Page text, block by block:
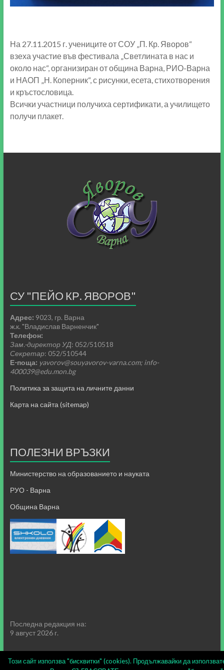
На 27.11.2015 г. учениците от СОУ „П. Кр. Яворов“
взеха участие във фестивала „Светлината в нас и
около нас“, организиран от община Варна, РИО-Варна
и НАОП „Н. Коперник“, с рисунки, есета, стихотворения
и кръстословица.
Всички участници получиха сертификати, а училището
получи плакет.
СУ "ПЕЙО КР. ЯВОРОВ"
Адрес: 9023, гр. Варна
ж.к. "Владислав Варненчик"
Телефон:
Зам.-директор УД: 052/510518
Секретар: 052/510544
Е-поща: yavorov@souyavorov-varna.com; info-
400039@edu.mon.bg
Политика за защита на личните данни
Карта на сайта (sitemap)
ПОЛЕЗНИ ВРЪЗКИ
Министерство на образованието и науката
РУО - Варна
Община Варна
Последна редакция на:
9 август 2026 г.
Този сайт използва "бисквитки" (cookies). Продължавайки да